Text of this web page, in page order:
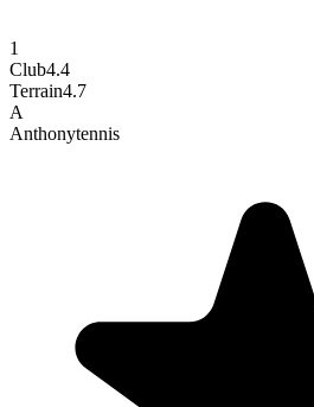
1
Club4.4
Terrain4.7
A
Anthonytennis